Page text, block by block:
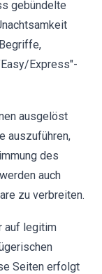
gebündelte
Express"-
ausgelöst
auszuführen,
des
auch
zu verbreiten.
auf legitim
Seiten erfolgt